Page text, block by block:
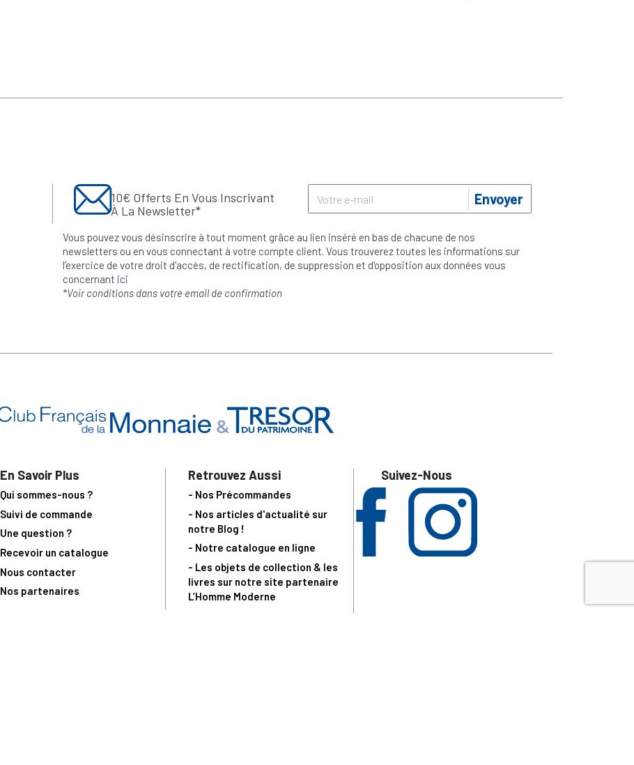
10€ Offerts En Vous Inscrivant
À La Newsletter*
Envoyer
Vous pouvez vous désinscrire à tout moment grâce au lien inséré en bas de chacune de nos
newsletters ou en vous connectant à votre compte client. Vous trouverez toutes les informations sur
l’exercice de votre droit d'accès, de rectification, de suppression et d'opposition aux données vous
concernant ici
*Voir conditions dans votre email de confirmation
En Savoir Plus
Qui sommes-nous ?
Suivi de commande
Une question ?
Recevoir un catalogue
Nous contacter
Nos partenaires
Retrouvez Aussi
- Nos Précommandes
- Nos articles d'actualité sur
notre Blog !
- Notre catalogue en ligne
- Les objets de collection & les
livres sur notre site partenaire
L’Homme Moderne
Suivez-Nous